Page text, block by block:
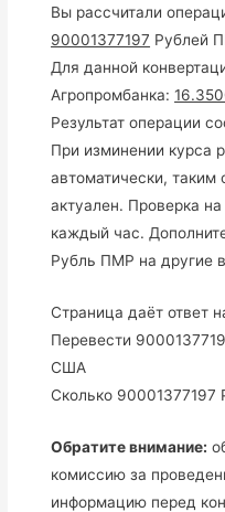
Вы рассчитали
90001377197 Рублей
Для данной
Агропромбанка:
Результат операции
При изминении курса
автоматически, таким
актуален. Проверка
каждый час.
Рубль ПМР на другие
Страница даёт ответ
Перевести
США
Сколько
Обратите внимание:
комиссию за
информацию перед